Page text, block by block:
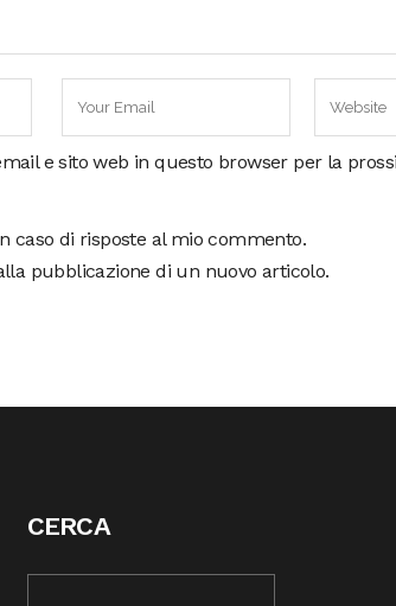
e sito web in questo browser per la
caso di risposte al mio commento.
pubblicazione di un nuovo articolo.
CERCA